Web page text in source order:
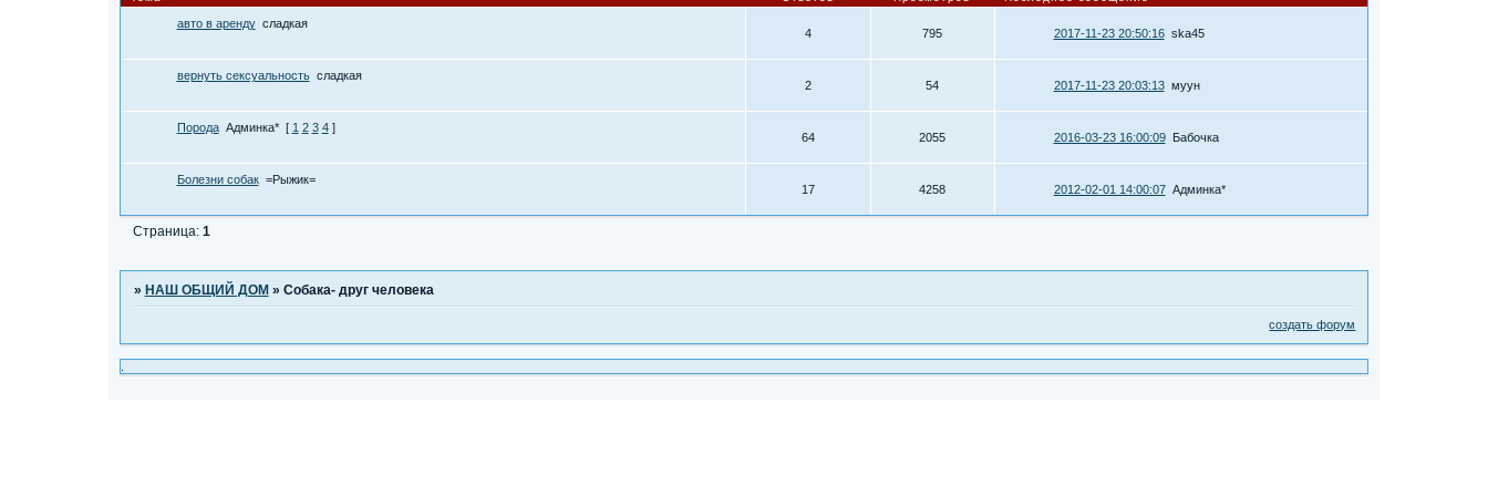
авто в аренду сладкая
4 795 2017-11-23 20:50:16 ska45
вернуть сексуальность сладкая
2 54 2017-11-23 20:03:13 муун
Порода Админка* [ 1 2 3 4 ]
64 2055 2016-03-23 16:00:09 Бабочка
Болезни собак =Рыжик=
17 4258 2012-02-01 14:00:07 Админка*
Страница: 1
» НАШ ОБЩИЙ ДОМ » Собака- друг человека
создать форум